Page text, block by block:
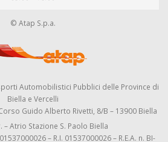
© Atap S.p.a.
Automobilistici Pubblici delle Province di
Biella e Vercelli
Guido Alberto Rivetti, 8/B – 13900 Biella
– Atrio Stazione S. Paolo Biella
– R.I. 01537000026 – R.E.A. n. BI-